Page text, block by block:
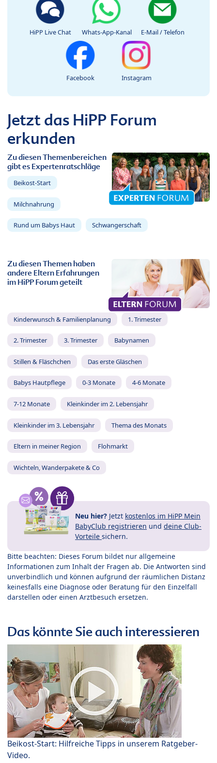
HiPP Live Chat Whats-App-Kanal E-Mail / Telefon
Facebook Instagram
Jetzt das HiPP Forum
erkunden
Zu diesen Themenbereichen
gibt es Expertenratschläge
Beikost-Start
Milchnahrung
Rund um Babys Haut Schwangerschaft
Zu diesen Themen haben
andere Eltern Erfahrungen
im HiPP Forum geteilt
Kinderwunsch & Familienplanung 1. Trimester
2. Trimester 3. Trimester Babynamen
Stillen & Fläschchen Das erste Gläschen
Babys Hautpflege 0-3 Monate 4-6 Monate
7-12 Monate Kleinkinder im 2. Lebensjahr
Kleinkinder im 3. Lebensjahr Thema des Monats
Eltern in meiner Region Flohmarkt
Wichteln, Wanderpakete & Co
Neu hier? Jetzt kostenlos im HiPP Mein
BabyClub registrieren und deine Club-
Vorteile sichern.
Bitte beachten: Dieses Forum bildet nur allgemeine
Informationen zum Inhalt der Fragen ab. Die Antworten sind
unverbindlich und können aufgrund der räumlichen Distanz
keinesfalls eine Diagnose oder Beratung für den Einzelfall
darstellen oder einen Arztbesuch ersetzen.
Das könnte Sie auch interessieren
Beikost-Start: Hilfreiche Tipps in unserem Ratgeber-
Video.